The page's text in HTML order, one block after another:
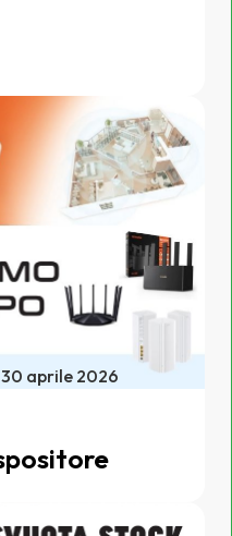
aprile 2026